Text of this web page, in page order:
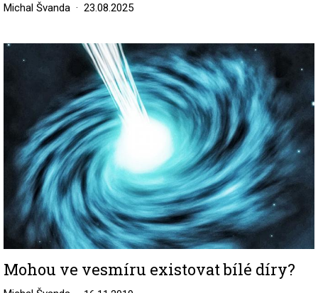
Michal Švanda 23.08.2025
Image
Mohou ve vesmíru existovat bílé díry?